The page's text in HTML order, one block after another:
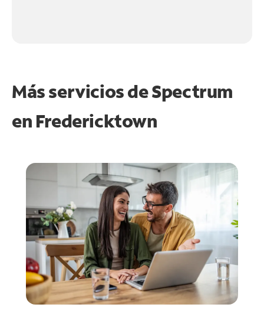
Más servicios de Spectrum
en Fredericktown